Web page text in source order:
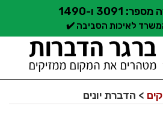
ו-1490
לאיכות הסביבה ✔️
> הדברת יונים